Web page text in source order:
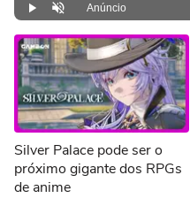
Play DesmutarAnúncio
Silver Palace pode ser o
próximo gigante dos RPGs
de anime